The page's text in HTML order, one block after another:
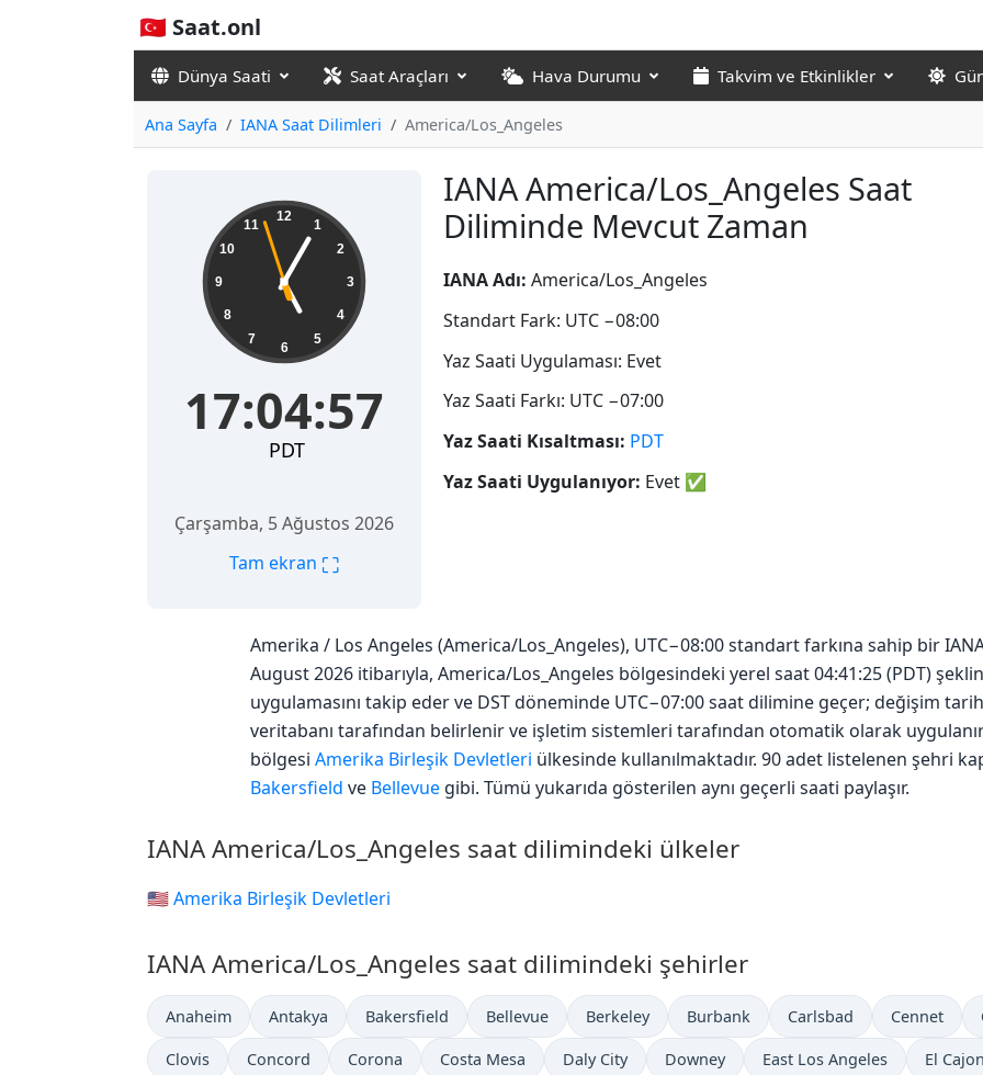
🇹🇷 Saat.onl
Dünya Saati Saat Araçları Hava Durumu Takvim ve Etkinlikler
Ana Sayfa IANA Saat Dilimleri America/Los_Angeles
IANA America/Los_Angeles Saat
Diliminde Mevcut Zaman
17:04:58 12
1
2
3
4
5
6
7
8
9
10
11
17:04:58
PDT
Çarşamba, 5 Ağustos 2026
Tam ekran ⛶
IANA Adı: America/Los_Angeles
Standart Fark: UTC −08:00
Yaz Saati Uygulaması: Evet
Yaz Saati Farkı: UTC −07:00
Yaz Saati Kısaltması: PDT
Yaz Saati Uygulanıyor: Evet ✅
Amerika / Los Angeles (America/Los_Angeles), UTC−08:00 standart farkına sahip bir
August 2026 itibarıyla, America/Los_Angeles bölgesindeki yerel saat 04:41:25 (PDT)
uygulamasını takip eder ve DST döneminde UTC−07:00 saat dilimine geçer; değişim
veritabanı tarafından belirlenir ve işletim sistemleri tarafından otomatik olarak
bölgesi Amerika Birleşik Devletleri ülkesinde kullanılmaktadır. 90 adet listelenen şehri
Bakersfield ve Bellevue gibi. Tümü yukarıda gösterilen aynı geçerli saati paylaşır.
IANA America/Los_Angeles saat dilimindeki ülkeler
🇺🇸 Amerika Birleşik Devletleri
IANA America/Los_Angeles saat dilimindeki şehirler
Anaheim Antakya Bakersfield Bellevue Berkeley Burbank Carlsbad Cennet
Clovis Concord Corona Costa Mesa Daly City Downey East Los Angeles El Cajon